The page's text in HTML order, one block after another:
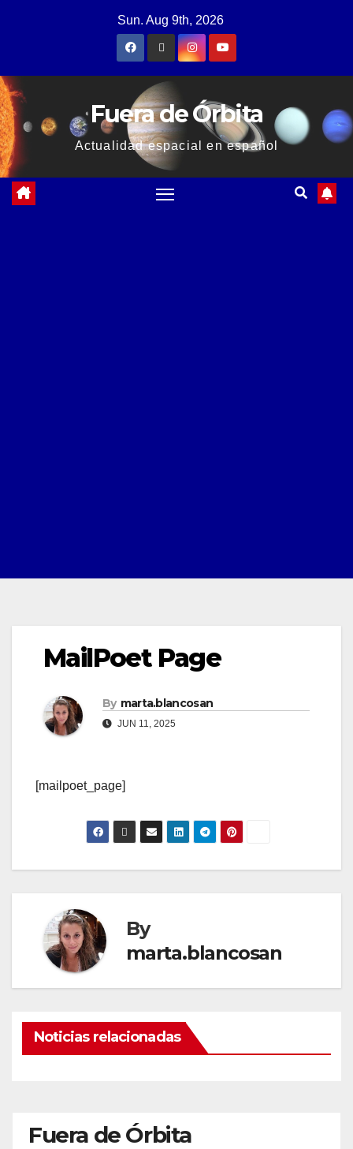
Sun. Aug 9th, 2026
Fuera de Órbita
Actualidad espacial en español
MailPoet Page
By marta.blancosan
JUN 11, 2025
[mailpoet_page]
By
marta.blancosan
Noticias relacionadas
Fuera de Órbita